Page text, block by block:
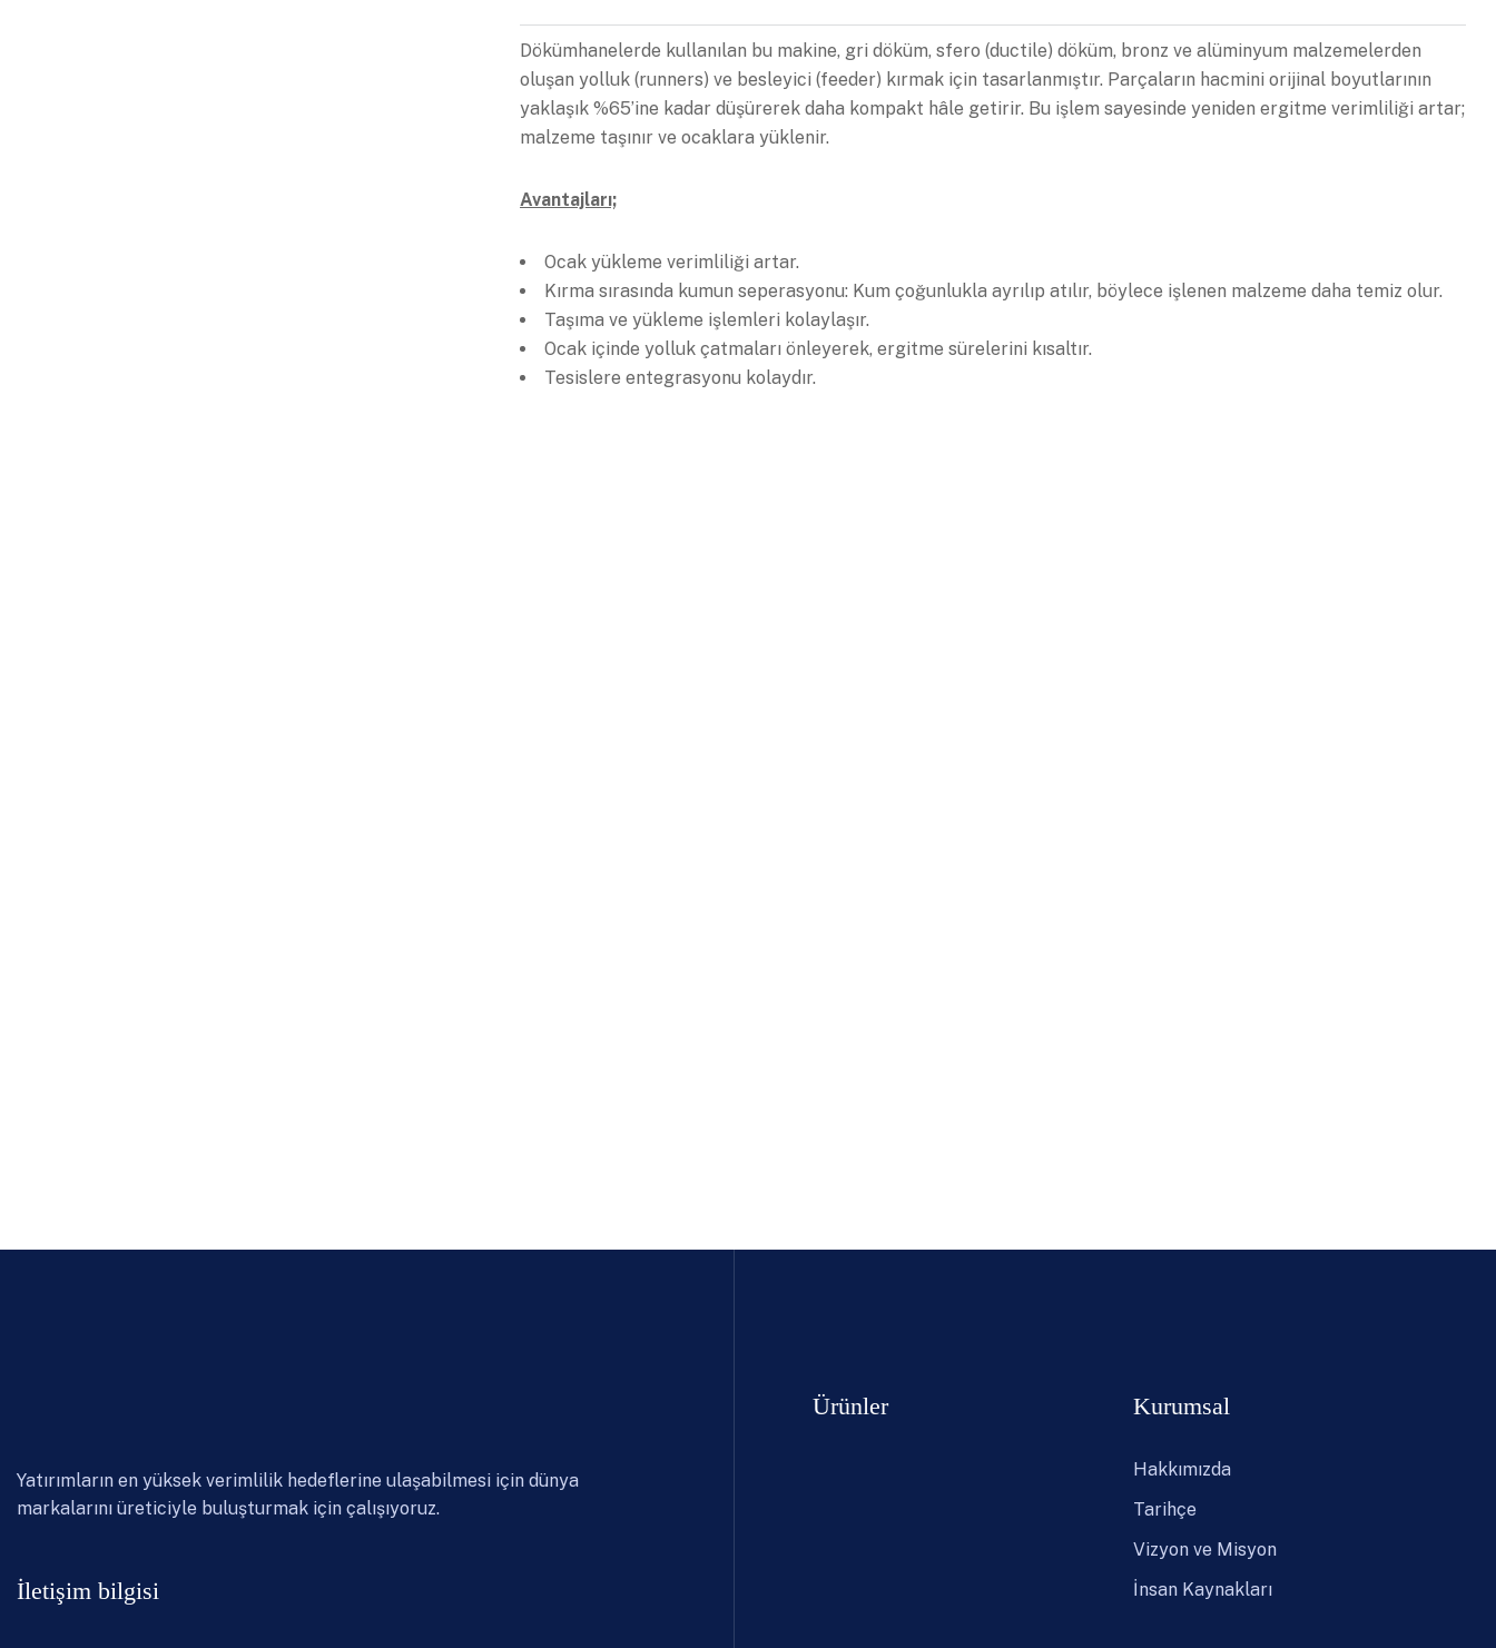
Dökümhanelerde kullanılan bu makine, gri döküm, sfero (ductile) döküm, bronz ve alüminyum malzemelerden
oluşan yolluk (runners) ve besleyici (feeder) kırmak için tasarlanmıştır. Parçaların hacmini orijinal boyutlarının
yaklaşık %65’ine kadar düşürerek daha kompakt hâle getirir. Bu işlem sayesinde yeniden ergitme verimliliği artar;
malzeme taşınır ve ocaklara yüklenir.
Avantajları;
Ocak yükleme verimliliği artar.
Kırma sırasında kumun seperasyonu: Kum çoğunlukla ayrılıp atılır, böylece işlenen malzeme daha temiz olur.
Taşıma ve yükleme işlemleri kolaylaşır.
Ocak içinde yolluk çatmaları önleyerek, ergitme sürelerini kısaltır.
Tesislere entegrasyonu kolaydır.
Yatırımların en yüksek verimlilik hedeflerine ulaşabilmesi için dünya
markalarını üreticiyle buluşturmak için çalışıyoruz.
İletişim bilgisi
Ürünler Kurumsal
Hakkımızda
Tarihçe
Vizyon ve Misyon
İnsan Kaynakları